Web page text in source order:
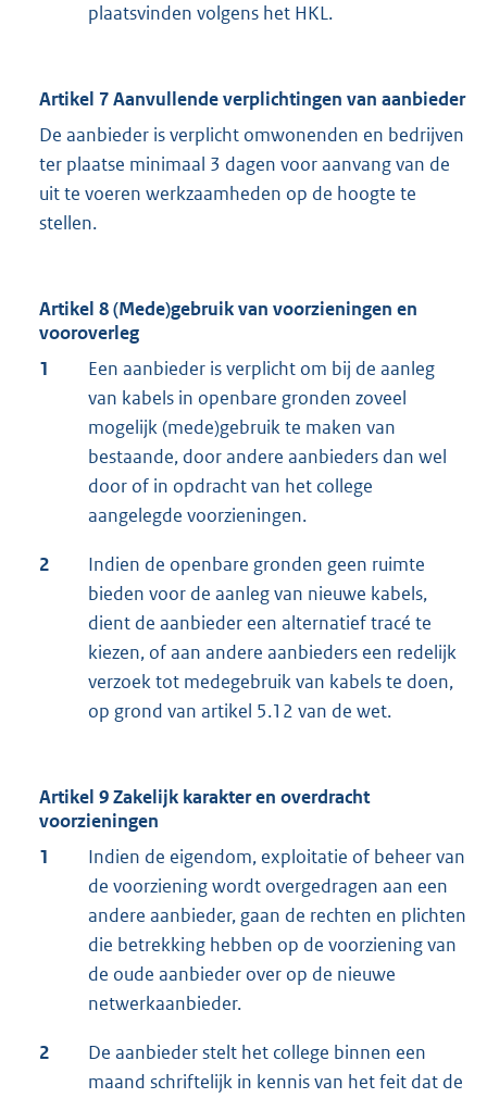
plaatsvinden volgens het HKL.
Artikel 7 Aanvullende verplichtingen van aanbieder
De aanbieder is verplicht omwonenden en bedrijven
ter plaatse minimaal 3 dagen voor aanvang van de
uit te voeren werkzaamheden op de hoogte te
stellen.
Artikel 8 (Mede)gebruik van voorzieningen en
vooroverleg
1
Een aanbieder is verplicht om bij de aanleg
van kabels in openbare gronden zoveel
mogelijk (mede)gebruik te maken van
bestaande, door andere aanbieders dan wel
door of in opdracht van het college
aangelegde voorzieningen.
2
Indien de openbare gronden geen ruimte
bieden voor de aanleg van nieuwe kabels,
dient de aanbieder een alternatief tracé te
kiezen, of aan andere aanbieders een redelijk
verzoek tot medegebruik van kabels te doen,
op grond van artikel 5.12 van de wet.
Artikel 9 Zakelijk karakter en overdracht
voorzieningen
1
Indien de eigendom, exploitatie of beheer van
de voorziening wordt overgedragen aan een
andere aanbieder, gaan de rechten en plichten
die betrekking hebben op de voorziening van
de oude aanbieder over op de nieuwe
netwerkaanbieder.
2
De aanbieder stelt het college binnen een
maand schriftelijk in kennis van het feit dat de